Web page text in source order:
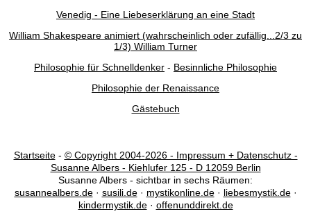
Venedig - Eine Liebeserklärung an eine Stadt
William Shakespeare animiert (wahrscheinlich oder zufällig...2/3 zu
1/3) William Turner
Philosophie für Schnelldenker - Besinnliche Philosophie
Philosophie der Renaissance
Gästebuch
Startseite- © Copyright 2004-2026 - Impressum + Datenschutz -
Susanne Albers - Kiehlufer 125 - D 12059 Berlin
Susanne Albers - sichtbar in sechs Räumen:
susannealbers.de· susili.de· mystikonline.de· liebesmystik.de·
kindermystik.de· offenunddirekt.de